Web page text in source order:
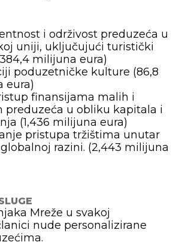
i održivost preduzeća u
uniji, uključujući turistički
milijuna eura)
poduzetničke kulture (86,8
eura)
finansijama malih i
preduzeća u obliku kapitala i
(1,436 milijuna eura)
pristupa tržištima unutar
razini. (2,443 milijuna
Mreže u svakoj
nude personalizirane